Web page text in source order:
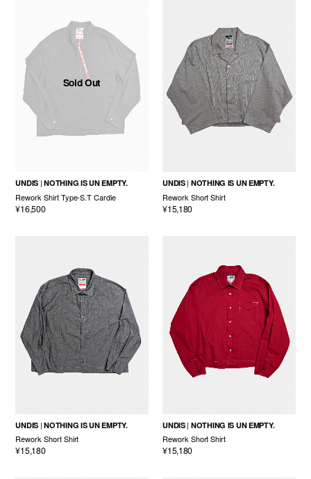
Sold Out
UNDIS NOTHING IS UN EMPTY.
Rework Shirt Type-S.T Cardie
¥16,500
UNDIS NOTHING IS UN EMPTY.
Rework Short Shirt
¥15,180
UNDIS NOTHING IS UN EMPTY.
Rework Short Shirt
¥15,180
UNDIS NOTHING IS UN EMPTY.
Rework Short Shirt
¥15,180